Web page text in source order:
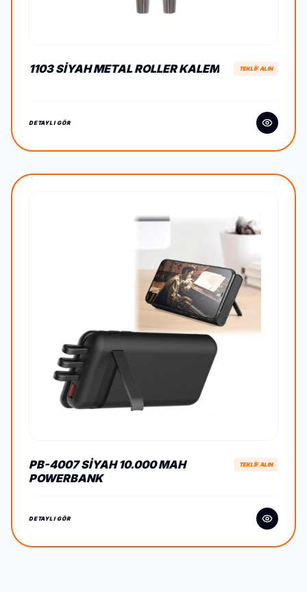
1103 SIYAH METAL ROLLER KALEM TEKLİF ALIN
DETAYLI GÖR
PB-4007 SIYAH 10.000 MAH
POWERBANK
TEKLİF ALIN
DETAYLI GÖR